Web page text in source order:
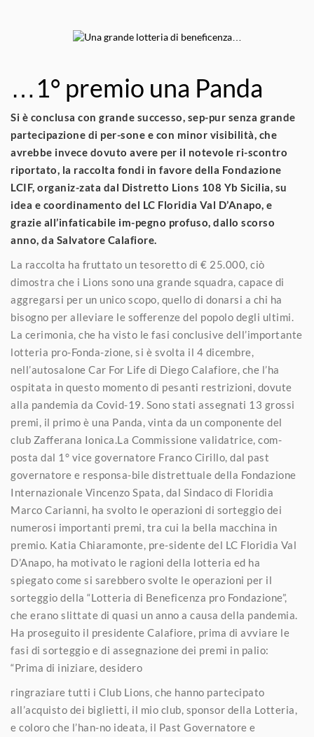
…1° premio una Panda
Si è conclusa con grande successo, sep-pur senza grande
partecipazione di per-sone e con minor visibilità, che
avrebbe invece dovuto avere per il notevole ri-scontro
riportato, la raccolta fondi in favore della Fondazione
LCIF, organiz-zata dal Distretto Lions 108 Yb Sicilia, su
idea e coordinamento del LC Floridia Val D’Anapo, e
grazie all’infaticabile im-pegno profuso, dallo scorso
anno, da Salvatore Calafiore.
La raccolta ha fruttato un tesoretto di € 25.000, ciò
dimostra che i Lions sono una grande squadra, capace di
aggregarsi per un unico scopo, quello di donarsi a chi ha
bisogno per alleviare le sofferenze del popolo degli ultimi.
La cerimonia, che ha visto le fasi conclusive dell’importante
lotteria pro-Fonda-zione, si è svolta il 4 dicembre,
nell’autosalone Car For Life di Diego Calafiore, che l’ha
ospitata in questo momento di pesanti restrizioni, dovute
alla pandemia da Covid-19. Sono stati assegnati 13 grossi
premi, il primo è una Panda, vinta da un componente del
club Zafferana Ionica.La Commissione validatrice, com-
posta dal 1° vice governatore Franco Cirillo, dal past
governatore e responsa-bile distrettuale della Fondazione
Internazionale Vincenzo Spata, dal Sindaco di Floridia
Marco Carianni, ha svolto le operazioni di sorteggio dei
numerosi importanti premi, tra cui la bella macchina in
premio. Katia Chiaramonte, pre-sidente del LC Floridia Val
D’Anapo, ha motivato le ragioni della lotteria ed ha
spiegato come si sarebbero svolte le operazioni per il
sorteggio della “Lotteria di Beneficenza pro Fondazione”,
che erano slittate di quasi un anno a causa della pandemia.
Ha proseguito il presidente Calafiore, prima di avviare le
fasi di sorteggio e di assegnazione dei premi in palio:
“Prima di iniziare, desidero
ringraziare tutti i Club Lions, che hanno partecipato
all’acquisto dei biglietti, il mio club, sponsor della Lotteria,
e coloro che l’han-no ideata, il Past Governatore e